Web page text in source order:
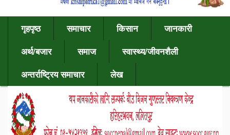
गृहपृष्ठ समाचार किसान
जानकारी
अर्थ/बजार
समाज
स्वास्थ्य/जीवनशैली
अन्तर्राष्ट्रिय समाचार
लेख